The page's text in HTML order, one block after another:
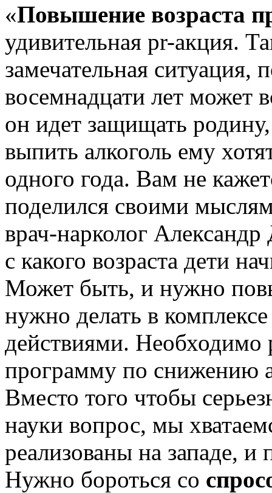
«Повышение возраста
удивительная pr-акция.
замечательная ситуация,
восемнадцати лет может
он идет защищать
выпить алкоголь ему
одного года. Вам не
поделился своими
врач-нарколог
с какого возраста дети
Может быть, и нужно
нужно делать в
действиями. Необходимо
программу по снижению
Вместо того чтобы
науки вопрос, мы
реализованы на западе, и
Нужно бороться со